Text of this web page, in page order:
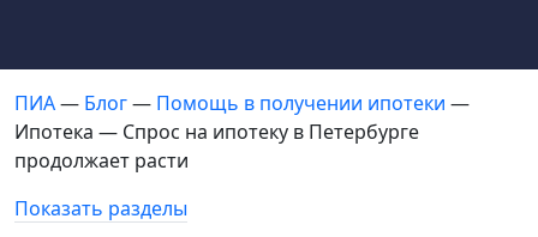
ПИА— Блог— Помощь в получении ипотеки —
Ипотека — Спрос на ипотеку в Петербурге
продолжает расти
Показать разделы